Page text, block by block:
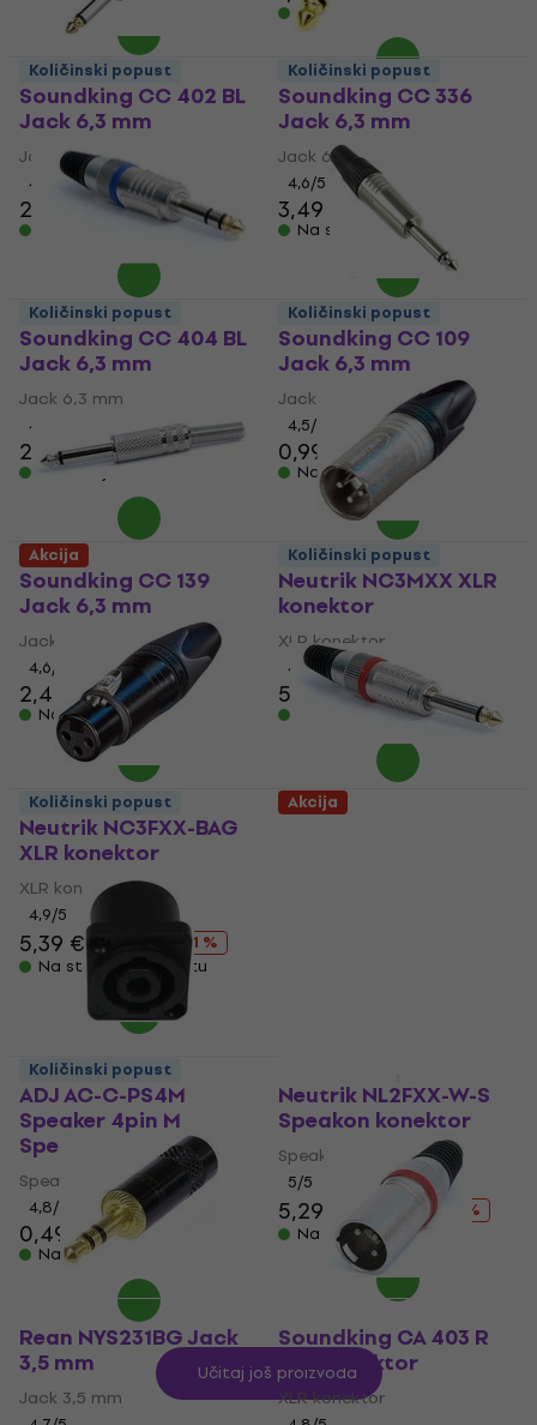
Na stanju u skladištu
Soundking CC 402 BL
Jack 6,3 mm
Jack 6,3 mm
4,6 /5
2,89 €
Na stanju u skladištu
Soundking CC 336
Jack 6,3 mm
Jack 6,3 mm
4,6/5
3,49 €
Na stanju u skladištu
Količinski popust
Soundking CC 404 BL
Jack 6,3 mm
Jack 6,3 mm
4,7
2,49 €
Na stanju u skladištu
Količinski popust
Soundking CC 109
Jack 6,3 mm
Jack 6,3 mm
4,5/5
0,99 €
Na stanju u skladištu
Količinski popust
Soundking CC 139
Jack 6,3 mm
Jack 6,3 mm
4,6/5
2,49 €
Na stanju u skladištu
Količinski popust
Neutrik NC3MXX XLR
konektor
XLR konektor
4,9/5
5,29 €5,69 €
Na stanju u skladištu
Akcija
Neutrik NC3FXX-BAG
XLR konektor
XLR konektor
4,9/5
5,39 € 6,79 €
- 21 %
Na stanju u skladištu
Količinski popust
Količinski popust
ADJ AC-C-PS4M
Speaker 4pin M
Speakon konektor
Speakon konektor
4,8/5
0,49 €0,59 €
Na stanju u skladištu
Akcija
Neutrik NL2FXX-W-S
Speakon konektor
Speakon konektor
5/5
5,29 € 6,49 €
- 18 %
Na stanju u skladištu
Količinski popust
Rean NYS231BG Jack
3,5 mm
Jack 3,5 mm
Soundking CA 403 R
XLR konektor
XLR konektor
Učitaj još proizvoda